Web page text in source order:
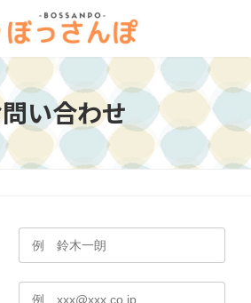
い合わせ